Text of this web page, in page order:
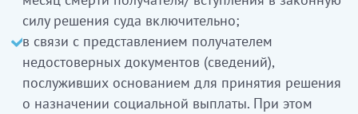
силу решения суда включительно;
в связи с представлением получателем
недостоверных документов (сведений),
послуживших основанием для принятия решения
о назначении социальной выплаты. При этом